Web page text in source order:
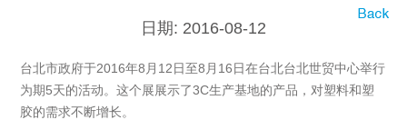
日期: 2016-08-12
台北市政府于2016年8月12日至8月16日在台北台北世贸中心举行
为期5天的活动。这个展展示了3C生产基地的产品，对塑料和塑
胶的需求不断增长。